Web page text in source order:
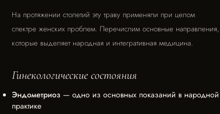
На протяжении столетий эту траву применяли при целом
спектре женских проблем. Перечислим основные направления,
которые выделяет народная и интегративная медицина.
Гинекологические состояния
Эндометриоз — одно из основных показаний в народной
практике